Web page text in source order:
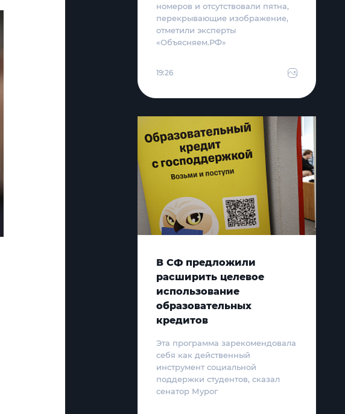
номеров и отсутствовали пятна,
перекрывающие изображение,
отметили эксперты
«Объясняем.РФ»
19:26
В СФ предложили
расширить целевое
использование
образовательных
кредитов
Эта программа зарекомендовала
себя как действенный
инструмент социальной
поддержки студентов, сказал
сенатор Мурог